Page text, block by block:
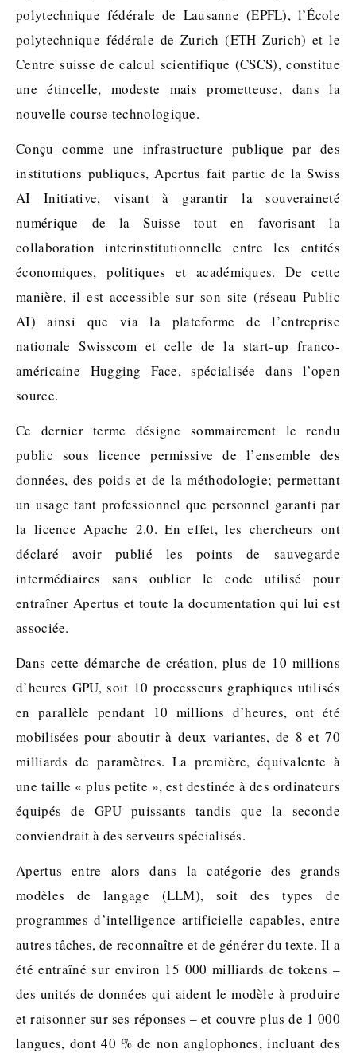
polytechnique fédérale de Lausanne (EPFL), l’École
polytechnique fédérale de Zurich (ETH Zurich) et le
Centre suisse de calcul scientifique (CSCS), constitue
une étincelle, modeste mais prometteuse, dans la
nouvelle course technologique.
Conçu comme une infrastructure publique par des
institutions publiques, Apertus fait partie de la Swiss
AI Initiative, visant à garantir la souveraineté
numérique de la Suisse tout en favorisant la
collaboration interinstitutionnelle entre les entités
économiques, politiques et académiques. De cette
manière, il est accessible sur son site (réseau Public
AI) ainsi que via la plateforme de l’entreprise
nationale Swisscom et celle de la start-up franco-
américaine Hugging Face, spécialisée dans l’open
source.
Ce dernier terme désigne sommairement le rendu
public sous licence permissive de l’ensemble des
données, des poids et de la méthodologie; permettant
un usage tant professionnel que personnel garanti par
la licence Apache 2.0. En effet, les chercheurs ont
déclaré avoir publié les points de sauvegarde
intermédiaires sans oublier le code utilisé pour
entraîner Apertus et toute la documentation qui lui est
associée.
Dans cette démarche de création, plus de 10 millions
d’heures GPU, soit 10 processeurs graphiques utilisés
en parallèle pendant 10 millions d’heures, ont été
mobilisées pour aboutir à deux variantes, de 8 et 70
milliards de paramètres. La première, équivalente à
une taille « plus petite », est destinée à des ordinateurs
équipés de GPU puissants tandis que la seconde
conviendrait à des serveurs spécialisés.
Apertus entre alors dans la catégorie des grands
modèles de langage (LLM), soit des types de
programmes d’intelligence artificielle capables, entre
autres tâches, de reconnaître et de générer du texte. Il a
été entraîné sur environ 15 000 milliards de tokens –
des unités de données qui aident le modèle à produire
et raisonner sur ses réponses – et couvre plus de 1 000
langues, dont 40 % de non anglophones, incluant des